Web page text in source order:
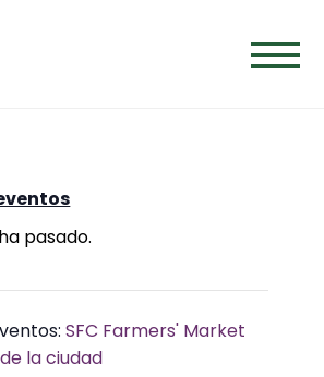
pasado.
SFC Farmers' Market
la ciudad